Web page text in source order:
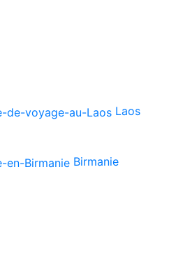
Laos
Birmanie